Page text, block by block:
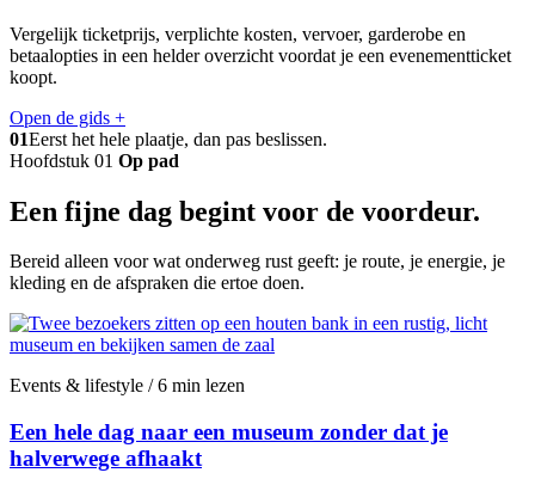
Vergelijk ticketprijs, verplichte kosten, vervoer, garderobe en
betaalopties in een helder overzicht voordat je een evenementticket
koopt.
Open de gids +
01Eerst het hele plaatje, dan pas beslissen.
Hoofdstuk 01 Op pad
Een fijne dag begint voor de voordeur.
Bereid alleen voor wat onderweg rust geeft: je route, je energie, je
kleding en de afspraken die ertoe doen.
Events & lifestyle / 6 min lezen
Een hele dag naar een museum zonder dat je
halverwege afhaakt